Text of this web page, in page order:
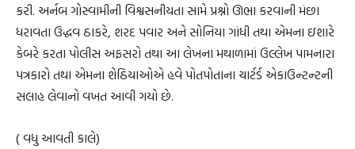
કરી. અર્નબ ગોસ્વામીની વિશ્વસનીયતા સામે પ્રશ્નો ઊભા કરવાની મંછા
ધરાવતા ઉદ્ધવ ઠાકરે, શરદ પવાર અને સોનિયા ગાંધી તથા એમના ઇશારે
કેબરે કરતા પોલીસ અફસરો તથા આ લેખના મથાળામાં ઉલ્લેખ પામનારા
પત્રકારો તથા એમના શેઠિયાઓએ હવે પોતપોતાના ચાર્ટર્ડ એકાઉન્ટન્ટની
સલાહ લેવાનો વખત આવી ગયો છે.
( વધુ આવતી કાલે)